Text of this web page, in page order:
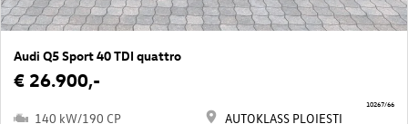
Audi Q5 Sport 40 TDI quattro
€ 26.900,-
140 kW/190 CP
AUTOKLASS PLOIESTI
10267/66